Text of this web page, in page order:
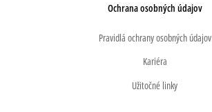
Ochrana osobných údajov
Pravidlá ochrany osobných údajov
Kariéra
Užitočné linky